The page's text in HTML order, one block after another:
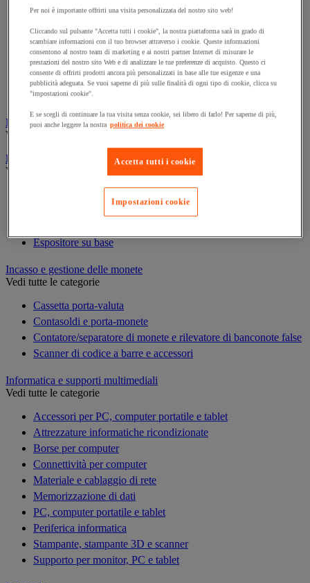
Cornice e sistema di fissaggio
Decorazione per feste
Orologio
Pellicola adesiva per vetro
Pianta artificiale da ufficio
Vetrina per esposizione
Elezione
Vedi tutte le categorie
Espositore
Vedi tutte le categorie
Espositore su base
Incasso e gestione delle monete
Vedi tutte le categorie
Cassetta porta-valuta
Contasoldi e porta-monete
Contatore/separatore di monete e rilevatore di banconote false
Scanner di codice a barre e accessori
Informatica e supporti multimediali
Vedi tutte le categorie
Accessori per PC, computer portatile e tablet
Attrezzature informatiche ricondizionate
Borse per computer
Connettività per computer
Materiale e cablaggio di rete
Memorizzazione di dati
PC, computer portatile e tablet
Periferica informatica
Stampante, stampante 3D e scanner
Supporto per monitor, PC e tablet
Per noi è importante offrirti una visita personalizzata del nostro sito web!
Cliccando sul pulsante "Accetta tutti i cookie", la nostra piattaforma sarà in grado di
scambiare informazioni con il tuo browser attraverso i cookie. Queste informazioni
consentono al nostro team di marketing e ai nostri partner Internet di misurare le
prestazioni del nostro sito Web e di analizzare le tue preferenze di acquisto. Questo ci
consente di offrirti prodotti ancora più personalizzati in base alle tue esigenze e una
pubblicità adeguata. Se vuoi saperne di più sulle finalità di ogni tipo di cookie, clicca su
"impostazioni cookie".
E se scegli di continuare la tua visita senza cookie, sei libero di farlo! Per saperne di più,
puoi anche leggere la nostra politica dei cookie
Accetta tutti i cookie
Impostazioni cookie